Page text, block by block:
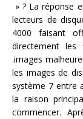
» ? La réponse
lecteurs de
4000 faisant
directement les
.images
les images de
système 7 entre
la raison
commencer.